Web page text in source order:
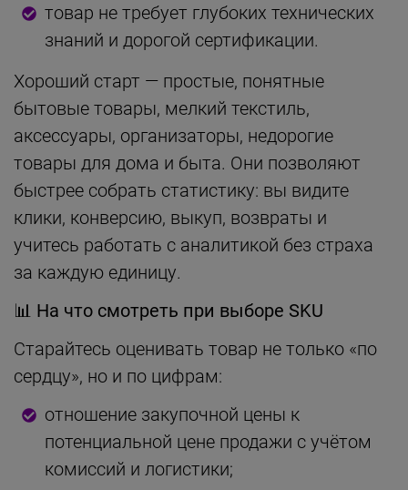
товар не требует глубоких технических
знаний и дорогой сертификации.
Хороший старт — простые, понятные
бытовые товары, мелкий текстиль,
аксессуары, организаторы, недорогие
товары для дома и быта. Они позволяют
быстрее собрать статистику: вы видите
клики, конверсию, выкуп, возвраты и
учитесь работать с аналитикой без страха
за каждую единицу.
📊 На что смотреть при выборе SKU
Старайтесь оценивать товар не только «по
сердцу», но и по цифрам:
отношение закупочной цены к
потенциальной цене продажи с учётом
комиссий и логистики;